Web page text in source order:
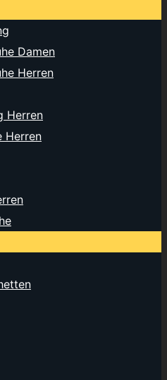
Damen
Herren
Herren
Herren